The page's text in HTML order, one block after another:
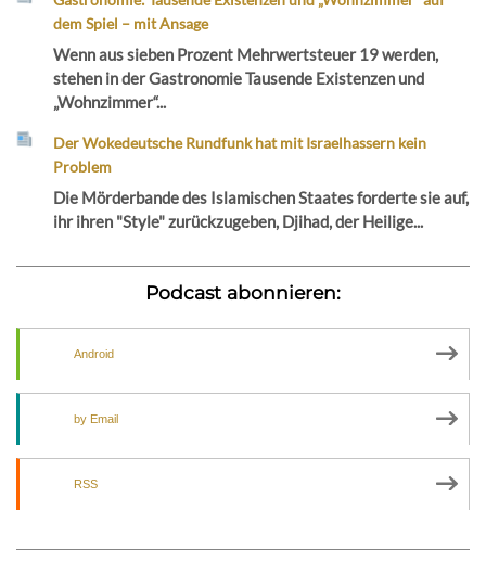
dem Spiel – mit Ansage
Wenn aus sieben Prozent Mehrwertsteuer 19 werden,
stehen in der Gastronomie Tausende Existenzen und
„Wohnzimmer“...
Der Wokedeutsche Rundfunk hat mit Israelhassern kein
Problem
Die Mörderbande des Islamischen Staates forderte sie auf,
ihr ihren "Style" zurückzugeben, Djihad, der Heilige...
Podcast abonnieren:
Android
by Email
RSS